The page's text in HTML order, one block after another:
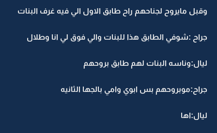
وقبل مايروح لجناحهم راح طابق الاول الي فيه غرف البنات
جراح :شوفي الطابق هذا للبنات والي فوق لي انا وطلال
ليال:وناسه البنات لهم طابق بروحهم
جراح:موبروحهم بس ابوي وامي بالجها الثانيه
ليال:اها